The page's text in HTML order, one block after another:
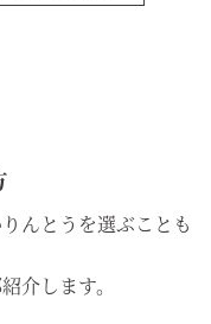
んとうを選ぶことも
介します。